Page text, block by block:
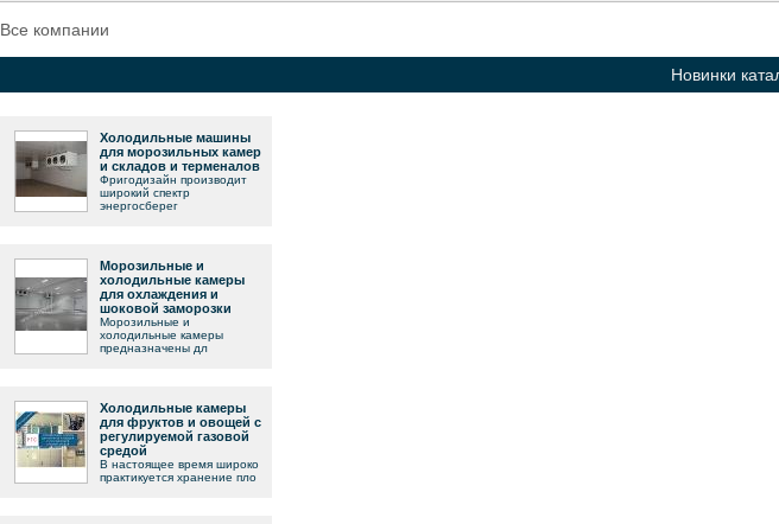
Все компании
Новинки
Холодильные машины
для морозильных камер
и складов и терменалов
Фригодизайн производит
широкий спектр
энергосберег
Морозильные и
холодильные камеры
для охлаждения и
шоковой заморозки
Морозильные и
холодильные камеры
предназначены дл
Холодильные камеры
для фруктов и овощей с
регулируемой газовой
средой
В настоящее время широко
практикуется хранение пло